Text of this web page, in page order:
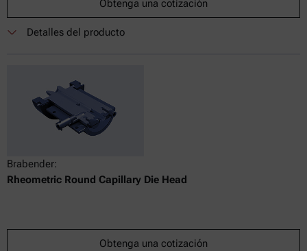
Obtenga una cotización
Detalles del producto
Brabender:
Rheometric Round Capillary Die Head
Obtenga una cotización